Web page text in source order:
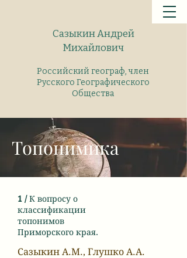
СазыкинАндрей
Михайлович
Российский географ, член
Русского Географического
Общества
Топонимика
1 /К вопросу о
классификации
топонимов
Приморского края.
Сазыкин А.М., Глушко А.А.